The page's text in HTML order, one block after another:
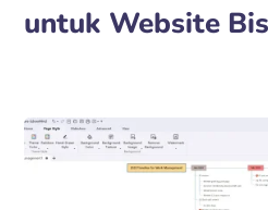
untuk Website